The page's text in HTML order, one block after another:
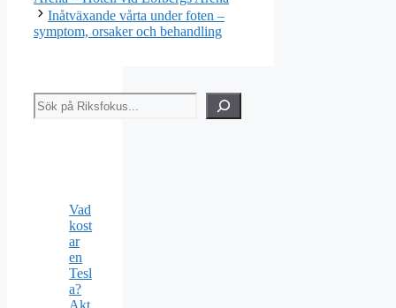
Inåtväxande vårta under foten –
symptom, orsaker och behandling
Sök
Vad
kost
ar
en
Tesl
a?